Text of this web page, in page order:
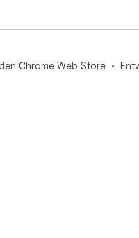
Chrome Web Store